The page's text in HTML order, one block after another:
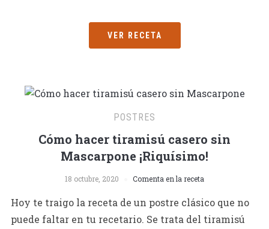
VER RECETA
POSTRES
Cómo hacer tiramisú casero sin
Mascarpone ¡Riquísimo!
18 octubre, 2020 Comenta en la receta
Hoy te traigo la receta de un postre clásico que no
puede faltar en tu recetario. Se trata del tiramisú